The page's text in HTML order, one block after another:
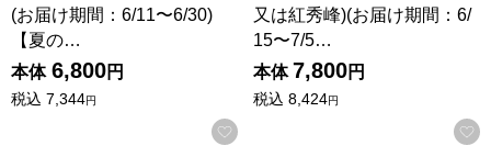
(お届け期間：6/11〜6/30)
【夏の…
本体 6,800円
税込 7,344円
お気に入りに登録する
又は紅秀峰)(お届け期間：6/
15〜7/5…
本体 7,800円
税込 8,424円